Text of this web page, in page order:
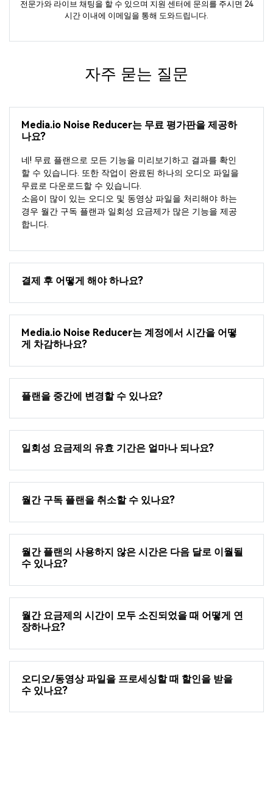
전문가와 라이브 채팅을 할 수 있으며 지원 센터에 문의를 주시면 24
시간 이내에 이메일을 통해 도와드립니다.
자주 묻는 질문
Media.io Noise Reducer는 무료 평가판을 제공하
나요?
네! 무료 플랜으로 모든 기능을 미리보기하고 결과를 확인
할 수 있습니다. 또한 작업이 완료된 하나의 오디오 파일을
무료로 다운로드할 수 있습니다.
소음이 많이 있는 오디오 및 동영상 파일을 처리해야 하는
경우 월간 구독 플랜과 일회성 요금제가 많은 기능을 제공
합니다.
결제 후 어떻게 해야 하나요?
Media.io Noise Reducer는 계정에서 시간을 어떻
게 차감하나요?
플랜을 중간에 변경할 수 있나요?
일회성 요금제의 유효 기간은 얼마나 되나요?
월간 구독 플랜을 취소할 수 있나요?
월간 플랜의 사용하지 않은 시간은 다음 달로 이월될
수 있나요?
월간 요금제의 시간이 모두 소진되었을 때 어떻게 연
장하나요?
오디오/동영상 파일을 프로세싱할 때 할인을 받을
수 있나요?